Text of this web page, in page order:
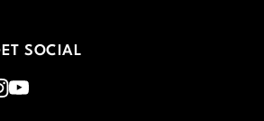
SOCIAL
Youtube